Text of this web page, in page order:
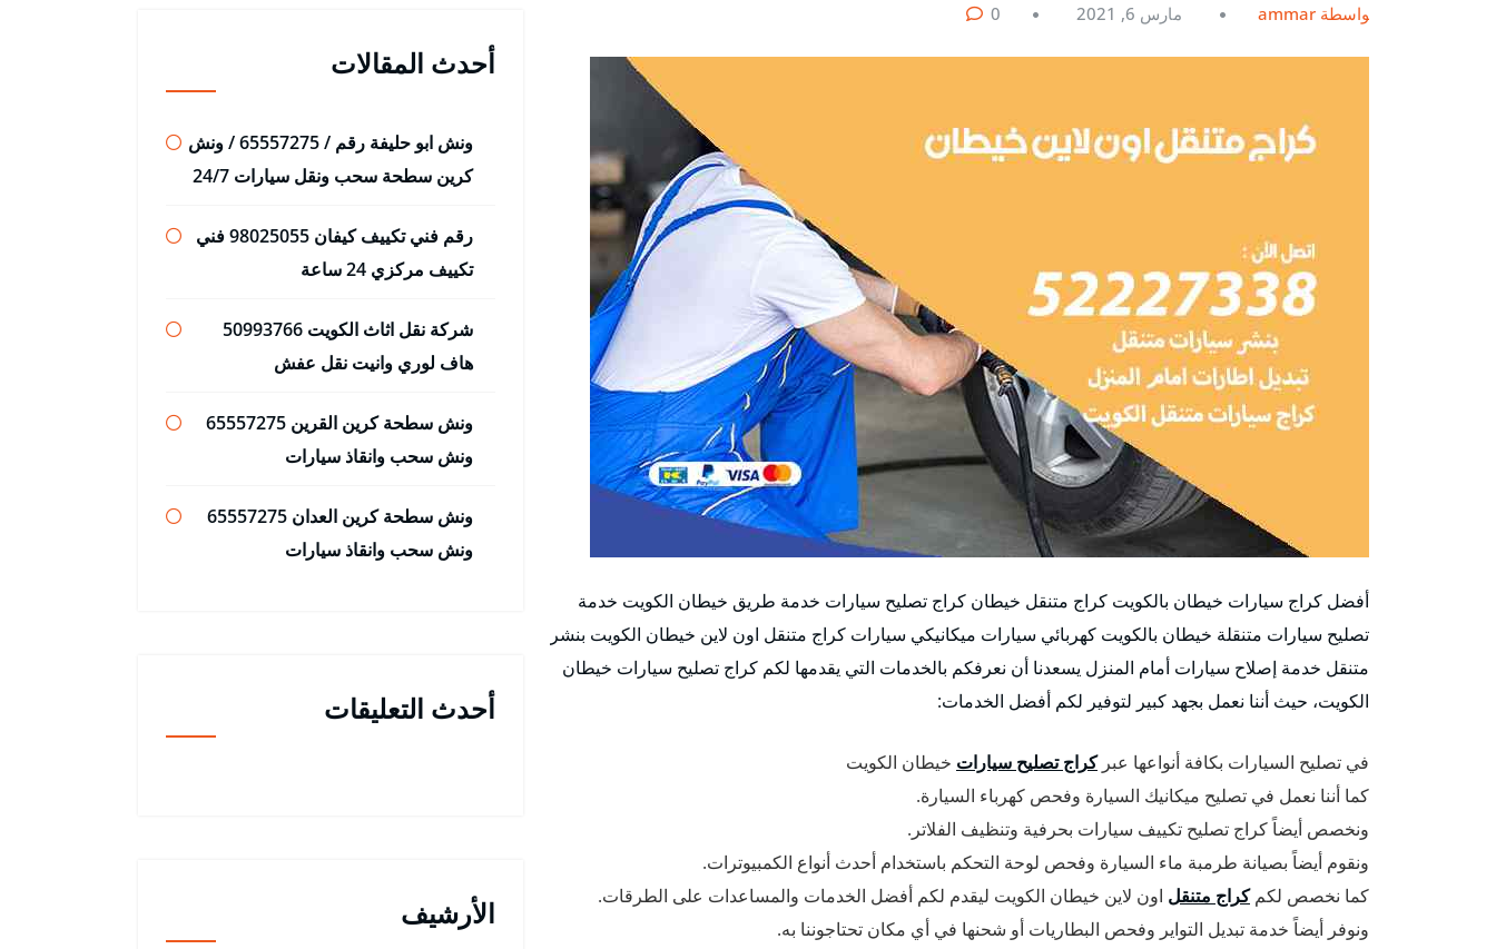
بواسطة ammar مارس 6, 2021 0
أفضل كراج سيارات خيطان بالكويت كراج متنقل خيطان كراج تصليح سيارات خدمة طريق خيطان الكويت خدمة
تصليح سيارات متنقلة خيطان بالكويت كهربائي سيارات ميكانيكي سيارات كراج متنقل اون لاين خيطان الكويت بنشر
متنقل خدمة إصلاح سيارات أمام المنزل يسعدنا أن نعرفكم بالخدمات التي يقدمها لكم كراج تصليح سيارات خيطان
الكويت، حيث أننا نعمل بجهد كبير لتوفير لكم أفضل الخدمات:
في تصليح السيارات بكافة أنواعها عبركراج تصليح سيارات خيطان الكويت
كما أننا نعمل في تصليح ميكانيك السيارة وفحص كهرباء السيارة.
ونخصص أيضاً كراج تصليح تكييف سيارات بحرفية وتنظيف الفلاتر.
ونقوم أيضاً بصيانة طرمبة ماء السيارة وفحص لوحة التحكم باستخدام أحدث أنواع الكمبيوترات.
كما نخصص لكمكراج متنقل اون لاين خيطان الكويت ليقدم لكم أفضل الخدمات والمساعدات على الطرقات.
ونوفر أيضاً خدمة تبديل التواير وفحص البطاريات أو شحنها في أي مكان تحتاجوننا به.
أحدث المقالات
ونش ابو حليفة رقم / 65557275 / ونش
كرين سطحة سحب ونقل سيارات 24/7
رقم فني تكييف كيفان 98025055 فني
تكييف مركزي 24 ساعة
شركة نقل اثاث الكويت 50993766
هاف لوري وانيت نقل عفش
ونش سطحة كرين القرين 65557275
ونش سحب وانقاذ سيارات
ونش سطحة كرين العدان 65557275
ونش سحب وانقاذ سيارات
أحدث التعليقات
الأرشيف